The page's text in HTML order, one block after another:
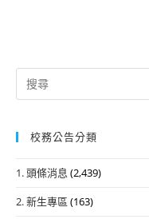
Search
for:
校務公告分類
1. 頭條消息 (2,439)
2. 新生專區 (163)